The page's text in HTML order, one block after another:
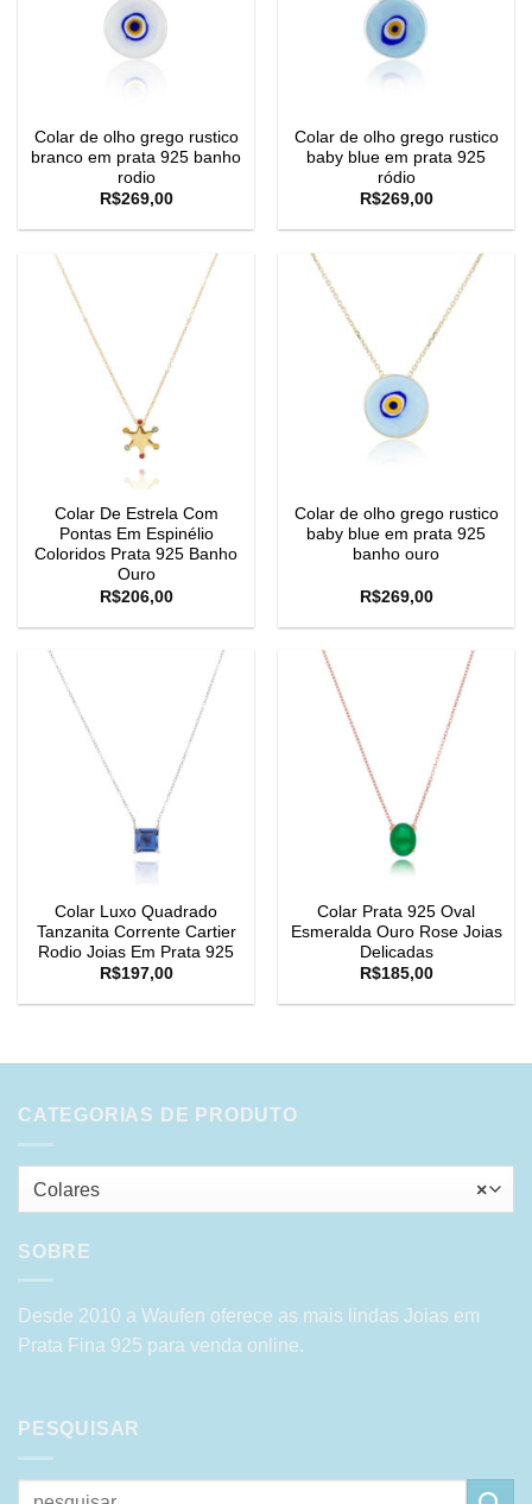
Colar de olho grego rustico
branco em prata 925 banho
rodio
R$269,00
Colar de olho grego rustico
baby blue em prata 925
ródio
R$269,00
Colar De Estrela Com
Pontas Em Espinélio
Coloridos Prata 925 Banho
Ouro
R$206,00
Colar de olho grego rustico
baby blue em prata 925
banho ouro
R$269,00
Colar Luxo Quadrado
Tanzanita Corrente Cartier
Rodio Joias Em Prata 925
R$197,00
Colar Prata 925 Oval
Esmeralda Ouro Rose Joias
Delicadas
R$185,00
CATEGORIAS DE PRODUTO
×
Colares
SOBRE
Desde 2010 a Waufen oferece as mais lindas Joias em
Prata Fina 925 para venda online.
PESQUISAR
Pesquisar